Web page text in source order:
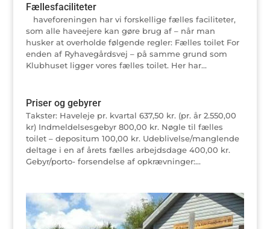
Fællesfaciliteter
haveforeningen har vi forskellige fælles faciliteter,
som alle haveejere kan gøre brug af – når man
husker at overholde følgende regler: Fælles toilet For
enden af Ryhavegårdsvej – på samme grund som
Klubhuset ligger vores fælles toilet. Her har...
Priser og gebyrer
Takster: Haveleje pr. kvartal 637,50 kr. (pr. år 2.550,00
kr) Indmeldelsesgebyr 800,00 kr. Nøgle til fælles
toilet – depositum 100,00 kr. Udeblivelse/manglende
deltage i en af årets fælles arbejdsdage 400,00 kr.
Gebyr/porto- forsendelse af opkrævninger:...